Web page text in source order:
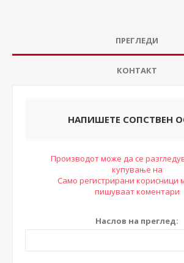
ПРЕГЛЕДИ
КОНТАКТ
НАПИШЕТЕ СОПСТВЕН
Производот може да се
купување на
Само регистрирани корисници
пишуваат коментари
Наслов на преглед: